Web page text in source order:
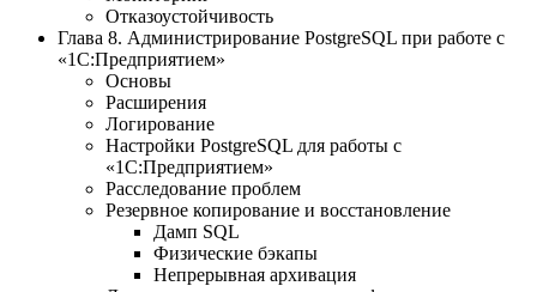
Отказоустойчивость
Глава 8. Администрирование PostgreSQL при работе с
«1С:Предприятием»
Основы
Расширения
Логирование
Настройки PostgreSQL для работы с
«1С:Предприятием»
Расследование проблем
Резервное копирование и восстановление
Дамп SQL
Физические бэкапы
Непрерывная архивация